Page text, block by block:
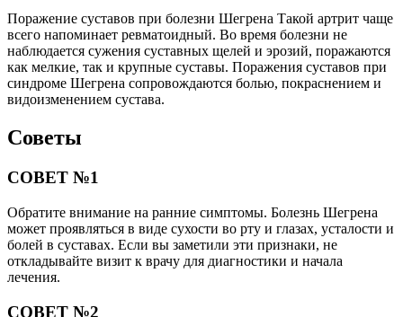
Поражение суставов при болезни Шегрена Такой артрит чаще
всего напоминает ревматоидный. Во время болезни не
наблюдается сужения суставных щелей и эрозий, поражаются
как мелкие, так и крупные суставы. Поражения суставов при
синдроме Шегрена сопровождаются болью, покраснением и
видоизменением сустава.
Советы
СОВЕТ №1
Обратите внимание на ранние симптомы. Болезнь Шегрена
может проявляться в виде сухости во рту и глазах, усталости и
болей в суставах. Если вы заметили эти признаки, не
откладывайте визит к врачу для диагностики и начала
лечения.
СОВЕТ №2